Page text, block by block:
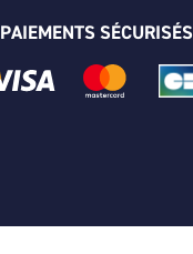
PAIEMENTS SÉCURISÉS